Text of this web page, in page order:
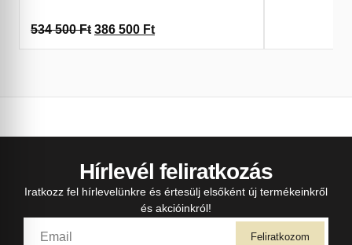
534 500Ft 386 500 Ft
Hírlevél feliratkozás
Iratkozz fel hírlevelünkre és értesülj elsőként új termékeinkről
és akcióinkról!
Feliratkozom